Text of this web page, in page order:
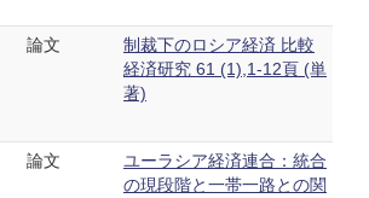
論文
制裁下のロシア経済 比較
経済研究 61 (1),1-12頁 (単
著)
論文
ユーラシア経済連合：統合
の現段階と一帯一路との関